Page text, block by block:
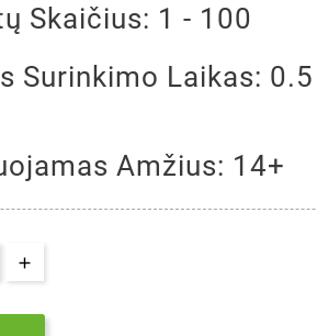
Skaičius: 1 - 100
Surinkimo Laikas: 0.5
Amžius: 14+